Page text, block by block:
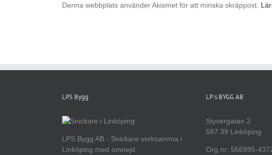
Denna webbplats använder Akismet för att minska skräppost.
LPS Bygg
LPS Bygg AB - Snickare verksamma i
Linköping med omnejd
LP:s BYGG AB
Styvergatan 2
587 39 Linköping
Org.nr: 556995-